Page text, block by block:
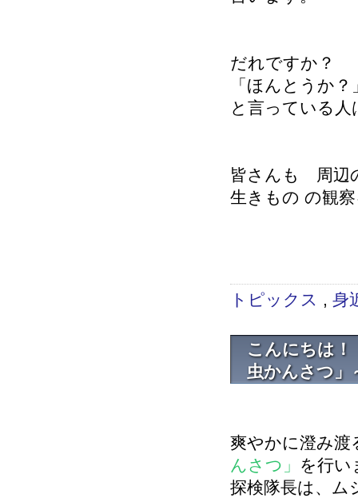
だれですか？
「ほんとうか？
と言っている人
皆さんも 周辺
生きもの の観
トピックス , 身
こんにちは！
虫かんさつ」
爽やかに澄み渡
んさつ」 を行い
探検隊長は、ム